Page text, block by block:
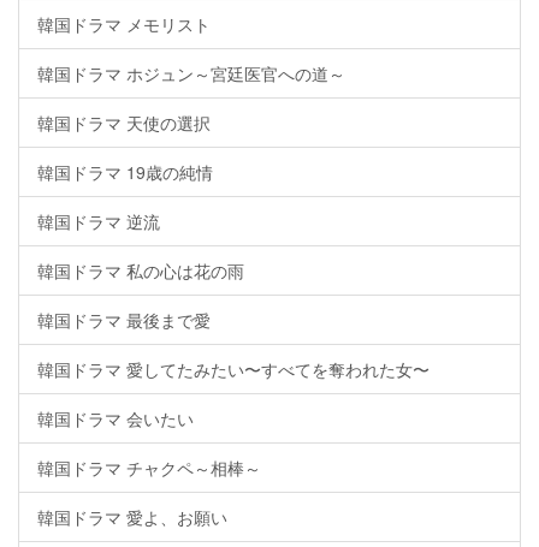
韓国ドラマ メモリスト
韓国ドラマ ホジュン～宮廷医官への道～
韓国ドラマ 天使の選択
韓国ドラマ 19歳の純情
韓国ドラマ 逆流
韓国ドラマ 私の心は花の雨
韓国ドラマ 最後まで愛
韓国ドラマ 愛してたみたい〜すべてを奪われた女〜
韓国ドラマ 会いたい
韓国ドラマ チャクペ～相棒～
韓国ドラマ 愛よ、お願い